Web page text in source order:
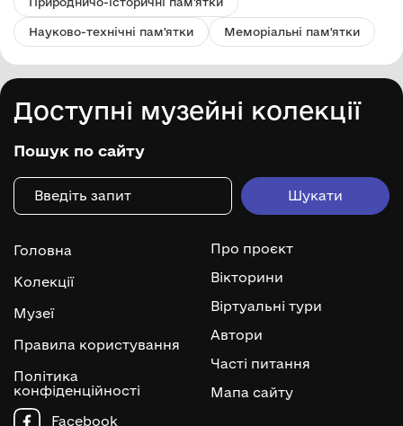
Науково-технічні пам'ятки Меморіальні пам'ятки
Доступні музейні колекції
Пошук по сайту
Головна
Колекції
Музеї
Правила користування
Політика
конфіденційності
Про проєкт
Вікторини
Віртуальні тури
Автори
Часті питання
Мапа сайту
Facebook